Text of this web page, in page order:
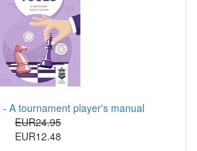
A tournament player's manual
EUR24.95
EUR12.48